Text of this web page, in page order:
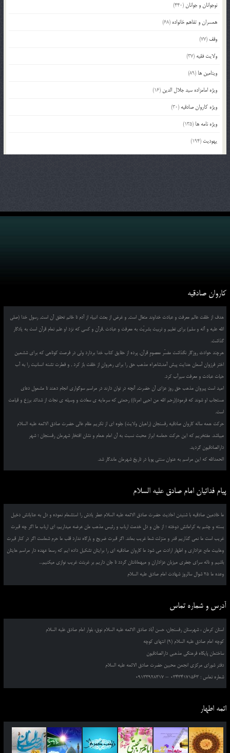
نوجوانان و جوانان(440)
همسران و تفاهم خانواده (68)
وقف (77)
ولایت فقیه (37)
ویتامین ها (89)
ویژه امامزاده سید جلال الدین (16)
ویژه کاروان صادقیه (30)
ویژه نامه ها (135)
یهودیت (194)
کاروان صادقیه
هدف از خلقت عالم معرفت و عبادت خداوند متعال است, و غرض از بعثت انبیاء از آدم تا خاتم تحقق آن است, رسول خدا (صلی
الله علیه و آله و سلم) برای تعلیم و تربیت بشریّت به معرفت و عبادت ,قرآن و کسی که نزد او علم تمام قرآن است به یادگار
گذاشت.
هرچند حوادث روزگار نگذاشت مفسّر معصومِ قرآن, پرده از حقایق کتاب خدا بردارد ولی در فرصت کوتاهی که برای ششمین
اختر فرزوان آسمان هدایت پیش آمد,شاهراه مذهب حق را برای رهروانِ از خلقت باز کرد , و فطرت تشنه انسانیت را به آب
حیات عبادت و معرفت سیرآب کرد.
امید است پیروان مذهب حق روز عزای آن حضرت, آنچه در توان دارند در مراسم سوگواری انجام دهند تا مشمول دعای
مستجاب او شوند که فرمود((رحم الله من احیی امرنا)) رحمتی که سرمایه ی سعادت و وسیله ی نجات از شدائد برزخ و قیامت
است.
حرکت همه ساله کاروان صادقیه رفسنجان (راهیان ولایت) جلوه ای از تکریم مقام عالی حضرت صادق الائمه علیه السلام
میباشد. مفتخریم که این حرکت حماسه ابراز محبت نسبت به آن امام همام و نشان افتخار شهرمان رفسنجان ؛ شهر
دارالصادقیون گردید.
الحمدالله که این مراسم به عنوان سنتی پویا در تاریخ شهرمان ماندگار شد.
پیام فدائیان امام صادق علیه السلام
ما خادمین صادقیه با شنیدن احادیث حضرت صادق الائمه علیه السلام عطر یادش را استشمام نموده و دل به عنایاتش دخیل
بسته و چشم به کراماتش دوخته ؛ از جان و دل خدمت ارباب و رئیس مذهب مان عرضه میداریم، ای ارباب ما اگر چه قبرت
غریب است ما نمی گذاریم قدر و منزلت شما غریب بماند. اگر قبرت ضریح و بارگاه ندارد قلب ما حرم شماست اگر در کنار قبرت
وهابیت مانع عزاداری و اظهار ارادت می شود ما کاروان صادقیه ای را برایتان تشکیل داده ایم که رسما عهده دار مراسم هایتان
باشیم و ناله سرای جعفری میزبان عزاداران و میهمانانتان گردد تا جان داریم بر غربتت غریب نوازی میکنیم...
وعده ما 25 شوال سالروز شهادت امام صادق علیه السلام
آدرس و شماره تماس
استان کرمان ، شهرستان رفسنجان، حسن آباد صادق الائمه علیه السلام نوق، بلوار امام صادق علیه السلام
کوچه امام صادق علیه السلام (9) انتهای کوچه
ساختمان پایگاه فرهنگی مذهبی دارالصادقیون
دفتر شورای مرکزی انجمن محبین حضرت صادق الائمه علیه السلام
شماره تماس : 03434171563 – 09133928317
ائمه اطهار